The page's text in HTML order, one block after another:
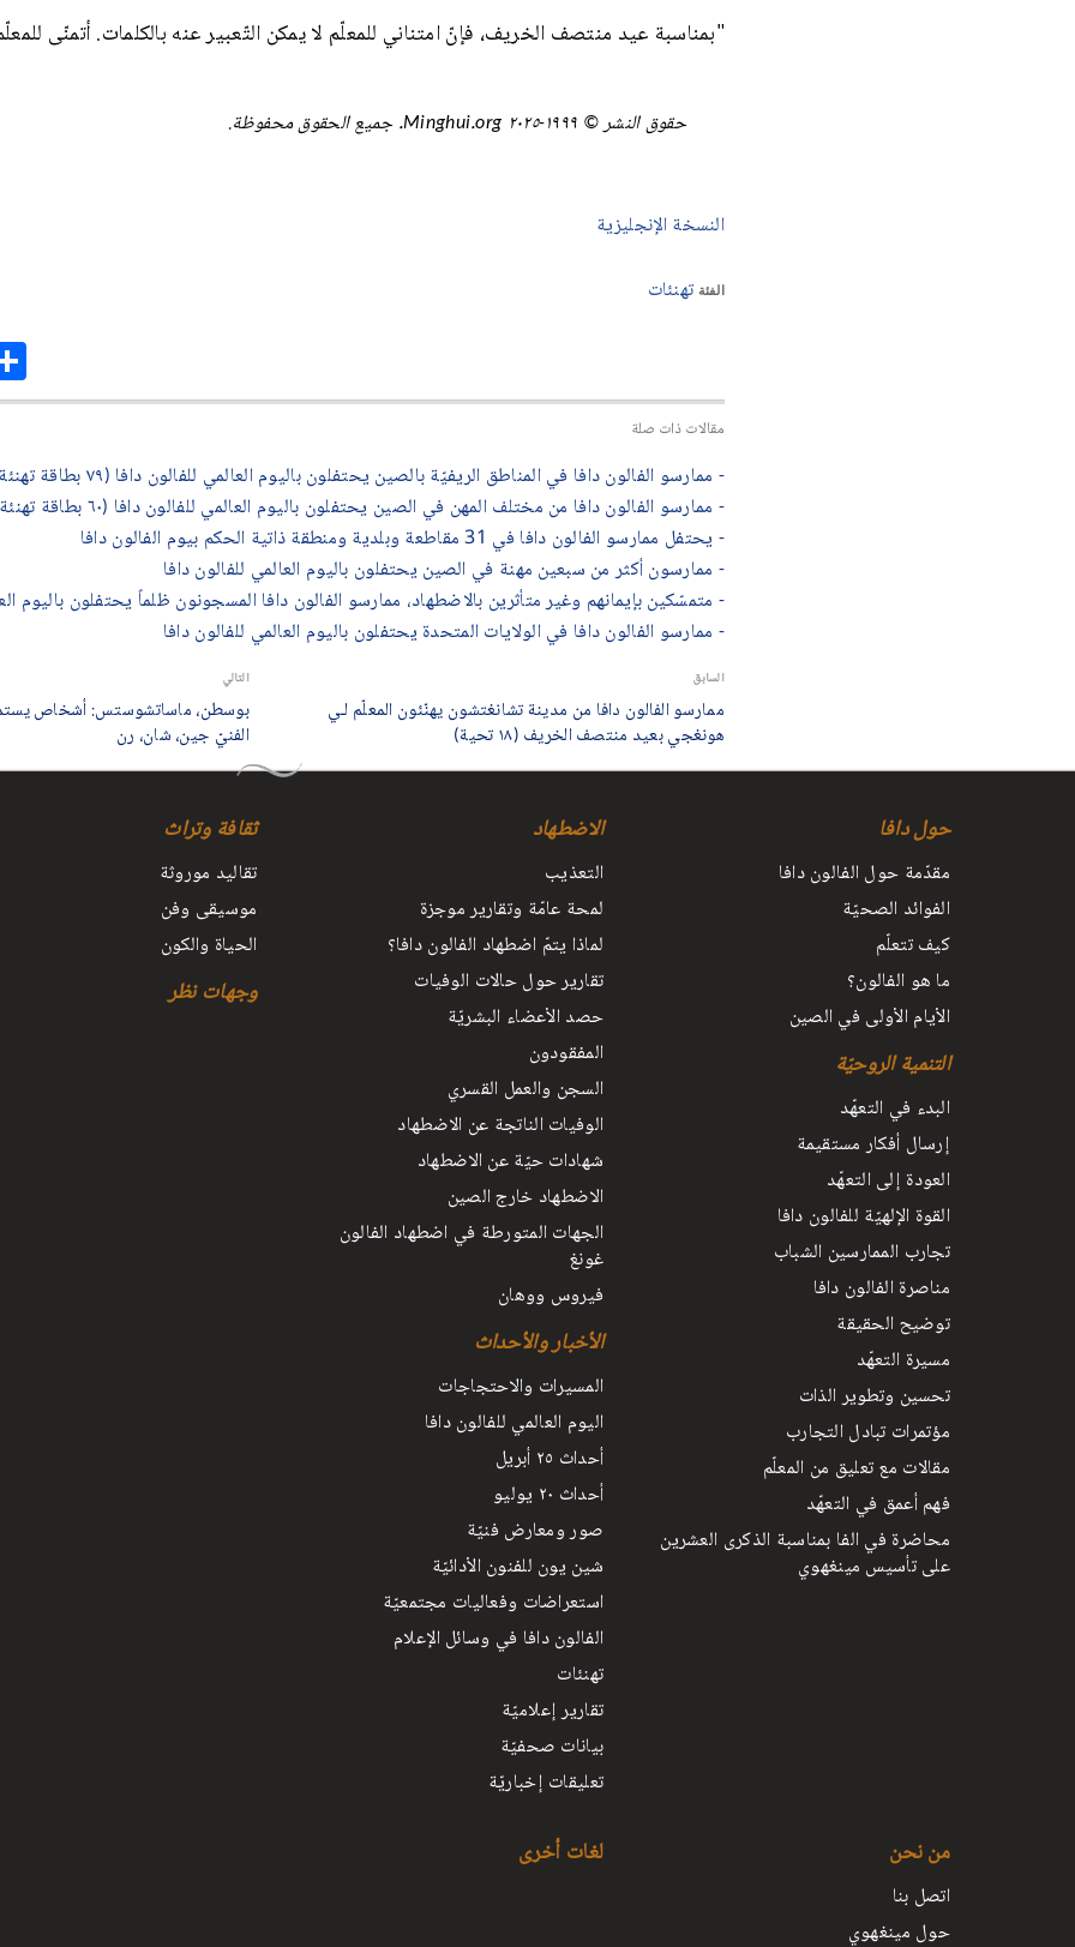
"بمناسبة عيد منتصف الخريف، فإنّ امتناني للمعلّم لا يمكن التّعبير عنه بالكلمات. أتمنّى
حقوق النشر © ١٩٩٩-٢٠٢٥ Minghui.org. جميع الحقوق محفوظة.
النسخة الإنجليزية
الفئة تهنئات
مقالات ذات صلة
- ممارسو الفالون دافا في المناطق الريفيّة بالصين يحتفلون باليوم العالمي للفالون دافا (٧٩ بطاقة تهنئة)
- ممارسو الفالون دافا من مختلف المهن في الصين يحتفلون باليوم العالمي للفالون دافا (٦٠ بطاقة تهنئة)
- يحتفل ممارسو الفالون دافا في 31 مقاطعة وبلدية ومنطقة ذاتية الحكم بيوم الفالون دافا
- ممارسون أكثر من سبعين مهنة في الصين يحتفلون باليوم العالمي للفالون دافا
- متمسّكين بإيمانهم وغير متأثرين بالاضطهاد، ممارسو الفالون دافا المسجونون ظلماً يحتفلون باليوم
- ممارسو الفالون دافا في الولايات المتحدة يحتفلون باليوم العالمي للفالون دافا
السابق
ممارسو الفالون دافا من مدينة تشانغتشون يهنّئون المعلّم لـي
هونغجي بعيد منتصف الخريف (١٨ تحية)
التالي
بوسطن، ماساتشوستس: أشخاص
الفنيّ جين، شان، رن
حول دافا
مقدّمة حول الفالون دافا
الفوائد الصحيّة
كيف تتعلّم
ما هو الفالون؟
الأيام الأولى في الصين
التنمية الروحيّة
البدء في التعهّد
إرسال أفكار مستقيمة
العودة إلى التعهّد
القوة الإلهيّة للفالون دافا
تجارب الممارسين الشباب
مناصرة الفالون دافا
توضيح الحقيقة
مسيرة التعهّد
تحسين وتطوير الذات
مؤتمرات تبادل التجارب
مقالات مع تعليق من المعلّم
فهم أعمق في التعهّد
محاضرة في الفا بمناسبة الذكرى العشرين
على تأسيس مينغهوي
الاضطهاد
التعذيب
لمحة عامّة وتقارير موجزة
لماذا يتمّ اضطهاد الفالون دافا؟
تقارير حول حالات الوفيات
حصد الأعضاء البشريّة
المفقودون
السجن والعمل القسري
الوفيات الناتجة عن الاضطهاد
شهادات حيّة عن الاضطهاد
الاضطهاد خارج الصين
الجهات المتورطة في اضطهاد الفالون
غونغ
فيروس ووهان
الأخبار والأحداث
المسيرات والاحتجاجات
اليوم العالمي للفالون دافا
أحداث ٢٥ أبريل
أحداث ٢٠ يوليو
صور ومعارض فنيّة
شين يون للفنون الأدائيّة
استعراضات وفعاليات مجتمعيّة
الفالون دافا في وسائل الإعلام
تهنئات
تقارير إعلاميّة
بيانات صحفيّة
تعليقات إخباريّة
ثقافة وتراث
تقاليد موروثة
موسيقى وفن
الحياة والكون
وجهات نظر
من نحن
اتصل بنا
حول مينغهوي
لغات أخرى